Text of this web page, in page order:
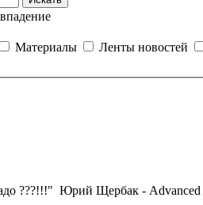
Материалы Ленты новостей
???!!!" Юрий Щербак - Advanced